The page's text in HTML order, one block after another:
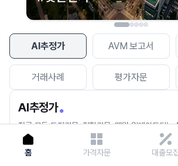
AI추정가 AVM 보고서
거래사례 평가자문
AI추정가
전국 모든 토지건물, 집합건물, 매월 업데이트되는
세요.
홈 가격자문 대출모